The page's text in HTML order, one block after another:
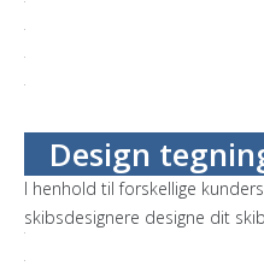
Design
I henhold til forskellige
skibsdesignere designe dit